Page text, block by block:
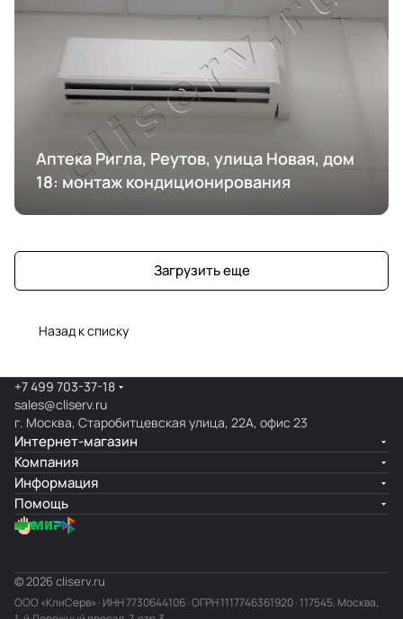
Аптека Ригла, Реутов, улица Новая, дом
18: монтаж кондиционирования
Загрузить еще
Назад к списку
+7 499 703-37-18
sales@cliserv.ru
г. Москва, Старобитцевская улица, 22А, офис 23
Интернет-магазин
Компания
Информация
Помощь
© 2026 cliserv.ru
ООО «КлиСерв» · ИНН7730644106· ОГРН 1117746361920 · 117545, Москва,